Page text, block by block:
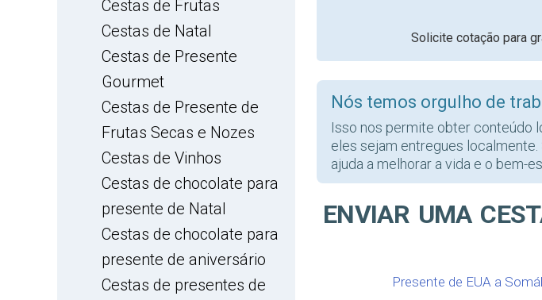
Cestas de Frutas
Cestas de Natal
Cestas de Presente
Gourmet
Cestas de Presente de
Frutas Secas e Nozes
Cestas de Vinhos
Cestas de chocolate para
presente de Natal
Cestas de chocolate para
presente de aniversário
Cestas de presentes de
Solicite cotação para
Nós temos orgulho de
Isso nos permite obter conteúdo
eles sejam entregues
ajuda a melhorar a vida e o bem-
ENVIAR UMA
Presente de EUA a